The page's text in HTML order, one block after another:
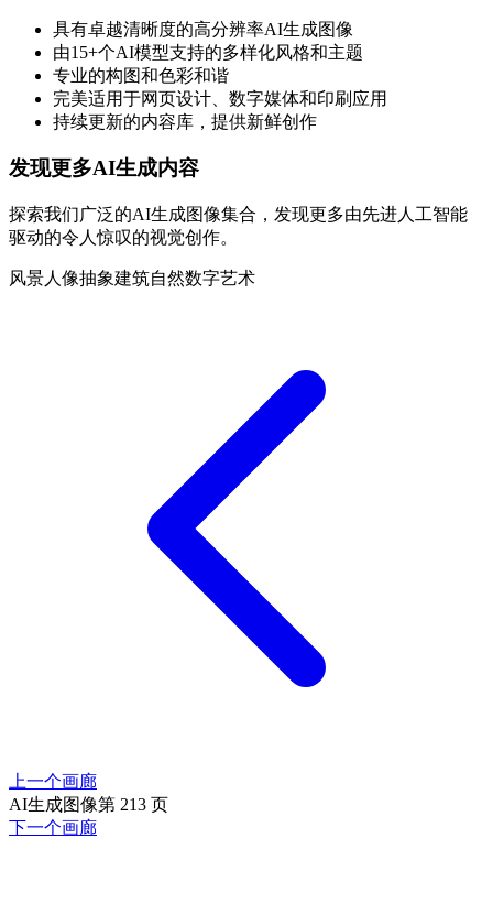
具有卓越清晰度的高分辨率AI生成图像
由15+个AI模型支持的多样化风格和主题
专业的构图和色彩和谐
完美适用于网页设计、数字媒体和印刷应用
持续更新的内容库，提供新鲜创作
发现更多AI生成内容
探索我们广泛的AI生成图像集合，发现更多由先进人工智能
驱动的令人惊叹的视觉创作。
风景人像抽象建筑自然数字艺术
上一个画廊
AI生成图像第 213 页
下一个画廊